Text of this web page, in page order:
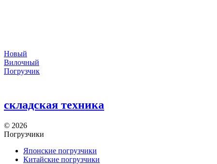
Новый
Вилочный
Погрузчик
складская техника
© 2026
Погрузчики
Японские погрузчики
Китайские погрузчики